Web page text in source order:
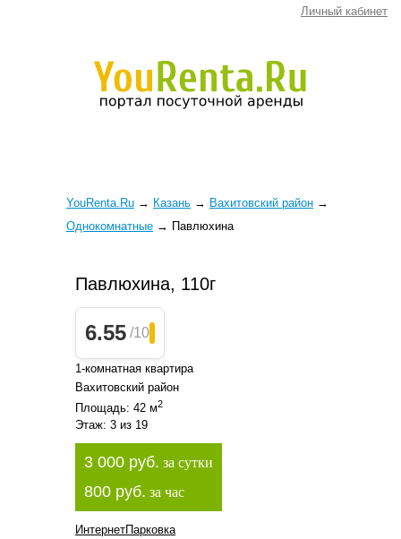
Личный кабинет
YouRenta.Ru → Казань → Вахитовский район →
Однокомнатные → Павлюхина
Павлюхина, 110г
6.55 /10
1-комнатная квартира
Вахитовский район
Площадь: 42 м2
Этаж: 3 из 19
3 000 руб. за сутки
800 руб. за час
ИнтернетПарковка